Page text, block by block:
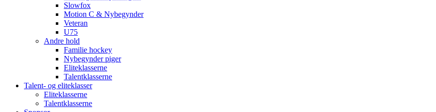
Slowfox
Motion C & Nybegynder
Veteran
U75
Andre hold
Familie hockey
Nybegynder piger
Eliteklasserne
Talentklasserne
Talent- og eliteklasser
Eliteklasserne
Talentklasserne